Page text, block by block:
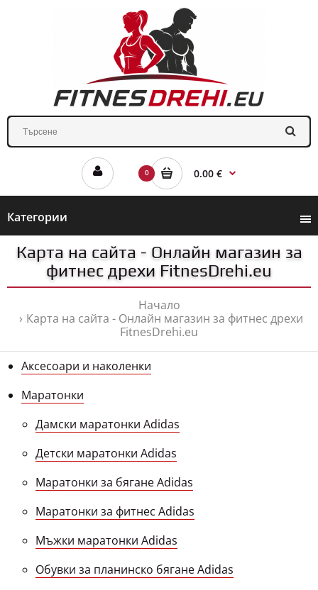
0 0.00 €
Категории
Карта на сайта - Онлайн магазин за
фитнес дрехи FitnesDrehi.eu
Начало
Карта на сайта - Онлайн магазин за фитнес дрехи
FitnesDrehi.eu
Аксесоари и наколенки
Маратонки
Дамски маратонки Adidas
Детски маратонки Adidas
Маратонки за бягане Adidas
Маратонки за фитнес Adidas
Мъжки маратонки Adidas
Обувки за планинско бягане Adidas